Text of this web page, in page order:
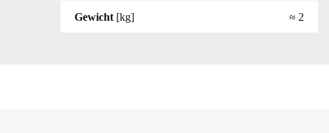
Gewicht [kg] ≈ 2